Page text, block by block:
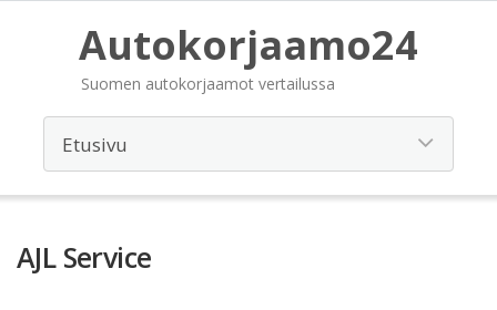
Autokorjaamo24
Suomen autokorjaamot vertailussa
AJL Service